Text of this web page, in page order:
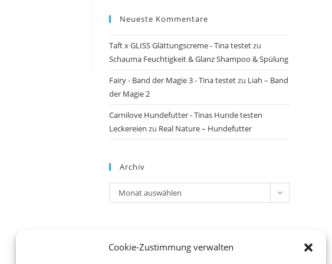
Cookie-Zustimmung verwalten
Neueste Kommentare
Taft x GLISS Glättungscreme - Tina testetzu
Schauma Feuchtigkeit & Glanz Shampoo & Spülung
Fairy - Band der Magie 3 - Tina testetzu Liah – Band
der Magie 2
Carnilove Hundefutter - Tinas Hunde testen
Leckereien zu Real Nature – Hundefutter
Archiv
Archiv
Monat auswählen